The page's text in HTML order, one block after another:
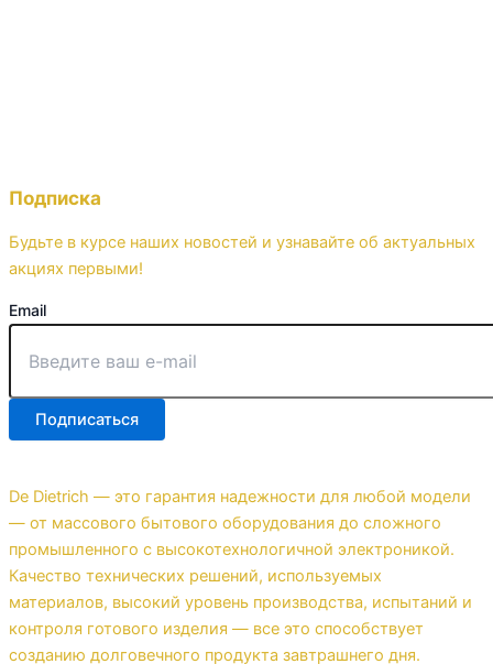
Подписка
Будьте в курсе наших новостей и узнавайте об актуальных
акциях первыми!
Email
Подписаться
De Dietrich — это гарантия надежности для любой модели
— от массового бытового оборудования до сложного
промышленного с высокотехнологичной электроникой.
Качество технических решений, используемых
материалов, высокий уровень производства, испытаний и
контроля готового изделия — все это способствует
созданию долговечного продукта завтрашнего дня.